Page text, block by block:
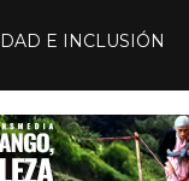
E INCLUSIÓN